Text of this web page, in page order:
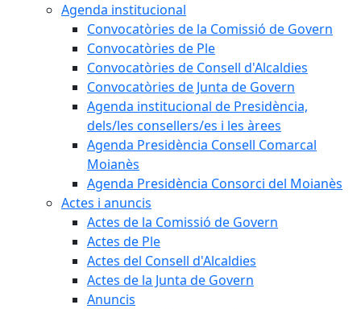
Agenda institucional
Convocatòries de la Comissió de Govern
Convocatòries de Ple
Convocatòries de Consell d'Alcaldies
Convocatòries de Junta de Govern
Agenda institucional de Presidència,
dels/les consellers/es i les àrees
Agenda Presidència Consell Comarcal
Moianès
Agenda Presidència Consorci del Moianès
Actes i anuncis
Actes de la Comissió de Govern
Actes de Ple
Actes del Consell d'Alcaldies
Actes de la Junta de Govern
Anuncis